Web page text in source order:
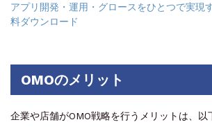
アプリ開発・運用・グロースをひとつで実現
料ダウンロード
OMOのメリット
企業や店舗がOMO戦略を行うメリットは、以